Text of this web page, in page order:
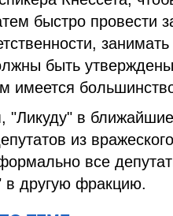
быстро провести
быть
имеется
"Ликуду" в
из
все
в другую фракцию.